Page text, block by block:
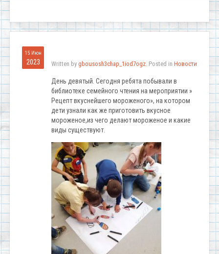
15 Июн
2023 Written by gbousosh3chap_1iod7ogz. Posted in Новости
День девятый. Сегодня ребята побывали в
библиотеке семейного чтения на мероприятии »
Рецепт вкуснейшего мороженого», на котором
дети узнали как же приготовить вкусное
мороженое,из чего делают мороженое и какие
виды существуют.